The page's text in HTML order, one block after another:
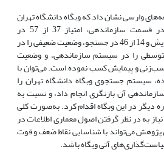
وارسی نشان داد که وبگاه دانشگاه تهران
با کسب امتیاز 20 از 37 در قسمت سازماندهی، امتیاز 37 از 57 در
برچسب‌زنی، 53 از 78 در پیمایش و 14 از 46 در جستجو، وضعیت ضعیفی را در
را در سیستم سازماندهی، و وضعیت
و پیمایش کسب نموده است. می‌توان با
سیستم جستجوی وبگاه دانشگاه تهران را
آن بازنگری انجام داد، و نسبت به
دیگر در این وبگاه اقدام کرد. به‌صورت کلی
به در نظر گرفتن اصول معماری اطلاعات در
پژوهش می‌تواند با شناسایی نقاط ضعف و قوت
آتی وبگاه باشد.